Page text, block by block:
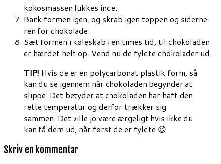
kokosmassen lukkes inde.
Bank formen igen, og skrab igen toppen og siderne
ren for chokolade.
Sæt formen i køleskab i en times tid, til chokoladen
er hærdet helt op. Vend nu de fyldte chokolader ud.
TIP! Hvis de er en polycarbonat plastik form, så
kan du se igennem når chokoladen begynder at
slippe. Det betyder at chokoladen har haft den
rette temperatur og derfor trækker sig
sammen. Det ville jo være ærgeligt hvis ikke du
kan få dem ud, når først de er fyldte 😉
Skriv en kommentar